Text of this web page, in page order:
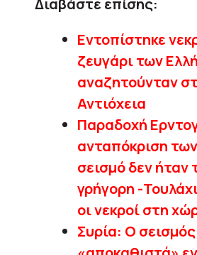
Εντοπίστηκε
ζευγάρι των
αναζητούνταν
Αντιόχεια
Παραδοχή
ανταπόκριση
σεισμό δεν ήταν
γρήγορη -
οι νεκροί στη
Συρία: Ο σεισμός